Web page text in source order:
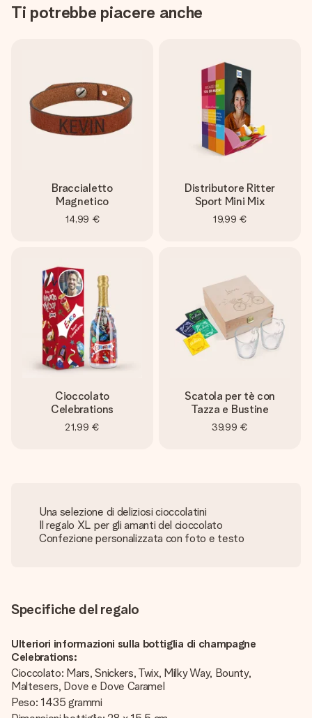
Ti potrebbe piacere anche
Braccialetto
Magnetico
14,99 €
Distributore Ritter
Sport Mini Mix
19,99 €
Cioccolato
Celebrations
21,99 €
Scatola per tè con
Tazza e Bustine
39,99 €
Una selezione di deliziosi cioccolatini
Il regalo XL per gli amanti del cioccolato
Confezione personalizzata con foto e testo
Specifiche del regalo
Ulteriori informazioni sulla bottiglia di champagne
Celebrations:
Cioccolato: Mars, Snickers, Twix, Milky Way, Bounty,
Maltesers, Dove e Dove Caramel
Peso: 1435 grammi